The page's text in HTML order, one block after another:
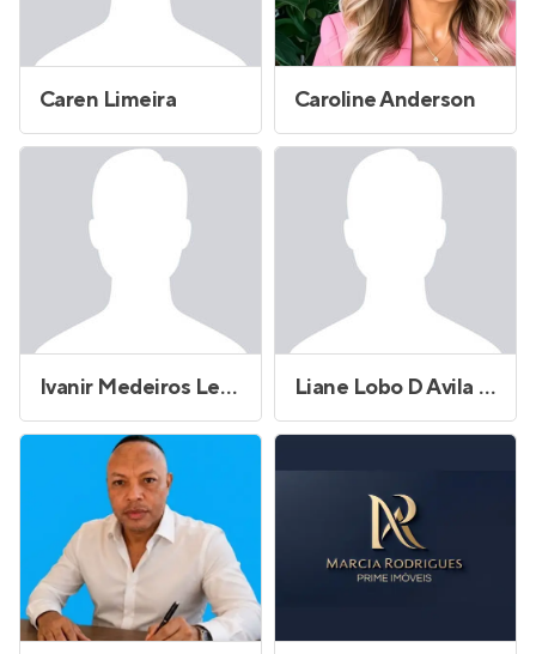
Caren Limeira Caroline Anderson
Ivanir Medeiros Lewis Liane Lobo D Avila Saar